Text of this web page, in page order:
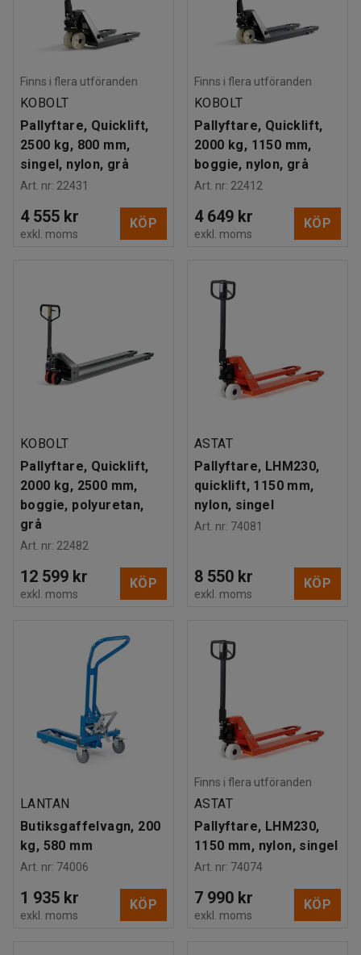
Finns i flera utföranden
KOBOLT
Pallyftare, Quicklift,
2500 kg, 800 mm,
singel, nylon, grå
Art. nr: 22431
4 555 kr
exkl. moms
KÖP
Finns i flera utföranden
KOBOLT
Pallyftare, Quicklift,
2000 kg, 1150 mm,
boggie, nylon, grå
Art. nr: 22412
4 649 kr
exkl. moms
KÖP
KOBOLT
Pallyftare, Quicklift,
2000 kg, 2500 mm,
boggie, polyuretan,
grå
Art. nr: 22482
12 599 kr
exkl. moms
KÖP
ASTAT
Pallyftare, LHM230,
quicklift, 1150 mm,
nylon, singel
Art. nr: 74081
8 550 kr
exkl. moms
KÖP
LANTAN
Butiksgaffelvagn, 200
kg, 580 mm
Art. nr: 74006
1 935 kr
exkl. moms
KÖP
Finns i flera utföranden
ASTAT
Pallyftare, LHM230,
1150 mm, nylon, singel
Art. nr: 74074
7 990 kr
exkl. moms
KÖP